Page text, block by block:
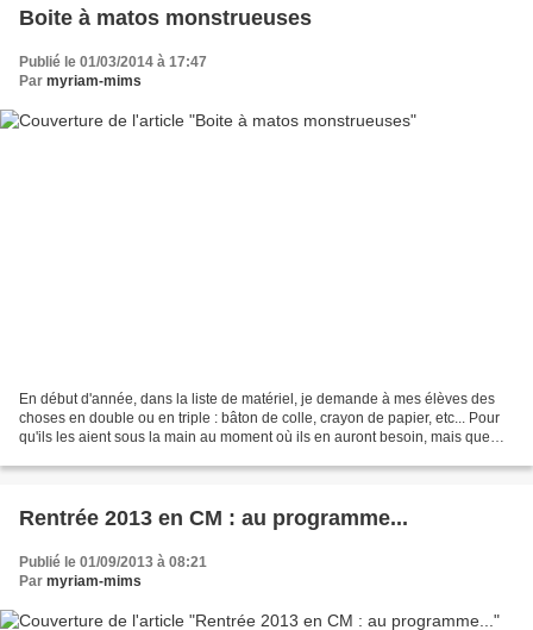
Boite à matos monstrueuses
Publié le 01/03/2014 à 17:47
Par myriam-mims
En début d'année, dans la liste de matériel, je demande à mes élèves des
choses en double ou en triple : bâton de colle, crayon de papier, etc... Pour
qu'ils les aient sous la main au moment où ils en auront besoin, mais que
Rentrée 2013 en CM : au programme...
Publié le 01/09/2013 à 08:21
Par myriam-mims